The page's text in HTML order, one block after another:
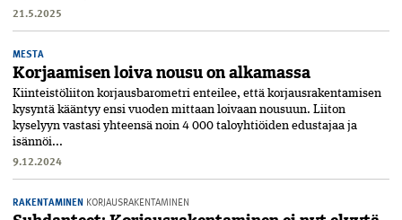
21.5.2025
MESTA
Korjaamisen loiva nousu on alkamassa
Kiinteistöliiton korjausbarometri enteilee, että korjausrakentamisen
kysyntä kääntyy ensi vuoden mittaan loivaan nousuun. Liiton
kyselyyn vastasi yhteensä noin 4 000 taloyhtiöiden edustajaa ja
isännöi...
9.12.2024
RAKENTAMINEN KORJAUSRAKENTAMINEN